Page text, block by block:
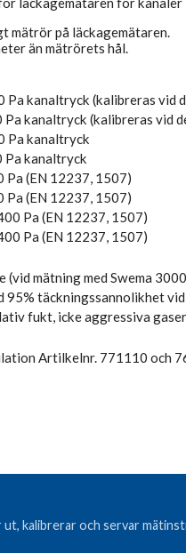
mätrör på läckagemätaren.
än mätrörets hål.
Pa kanaltryck (kalibreras vid
Pa kanaltryck (kalibreras vid
Pa kanaltryck
Pa kanaltryck
Pa (EN 12237, 1507)
Pa (EN 12237, 1507)
Pa (EN 12237, 1507)
Pa (EN 12237, 1507)
(vid mätning med Swema
95% täckningssannolikhet
fukt, icke aggressiva gaser
Artilkelnr. 771110 och
ut, kalibrerar och servar